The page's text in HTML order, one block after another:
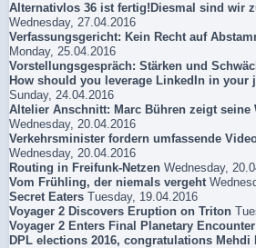
Alternativlos 36 ist fertig!Diesmal sind wir
Wednesday, 27.04.2016
Verfassungsgericht: Kein Recht auf
Monday, 25.04.2016
Vorstellungsgespräch: Stärken und
How should you leverage LinkedIn in your
Sunday, 24.04.2016
Altelier Anschnitt: Marc Bühren zeigt seine
Wednesday, 20.04.2016
Verkehrsminister fordern umfassende
Wednesday, 20.04.2016
Routing in Freifunk-Netzen Wednesday,
Vom Frühling, der niemals vergeht
Secret Eaters Tuesday, 19.04.2016
Voyager 2 Discovers Eruption on Triton
Voyager 2 Enters Final Planetary Encounter
DPL elections 2016, congratulations Mehdi